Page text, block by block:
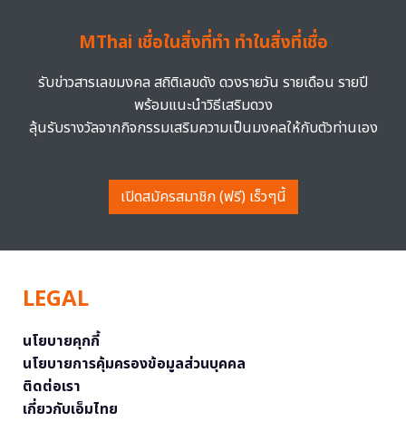
MThai เชื่อในสิ่งที่ทำ ทำในสิ่งที่เชื่อ
รับข่าวสารเลขมงคล สถิติเลขดัง ดวงรายวัน รายเดือน รายปี
พร้อมแนะนำวิธีเสริมดวง
ลุ้นรับรางวัลจากกิจกรรมเสริมความเป็นมงคลให้กับตัวท่านเอง
เปิดสมัครสมาชิก (ฟรี) เร็วๆนี้
LEGAL
นโยบายคุกกี้
นโยบายการคุ้มครองข้อมูลส่วนบุคคล
ติดต่อเรา
เกี่ยวกับเอ็มไทย